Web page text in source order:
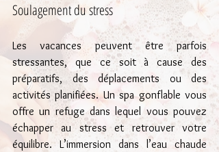
Soulagement du stress
Les vacances peuvent être parfois
stressantes, que ce soit à cause des
préparatifs, des déplacements ou des
activités planifiées. Un spa gonflable vous
offre un refuge dans lequel vous pouvez
échapper au stress et retrouver votre
équilibre. L’immersion dans l’eau chaude